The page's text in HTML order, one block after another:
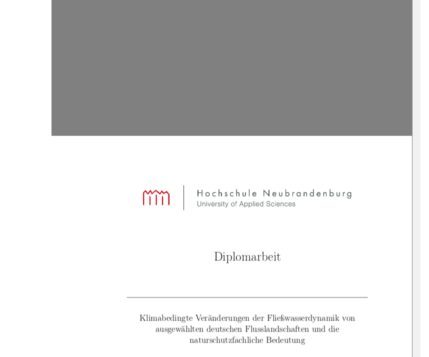
Diplomarbeit
Klimabedingte Veränderungen der Fließwasserdynamik von
ausgewählten deutschen Flusslandschaften und die
naturschutzfachliche Bedeutung